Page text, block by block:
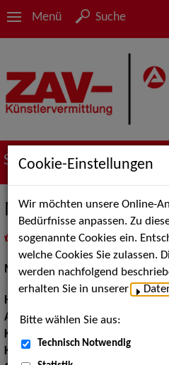
Menü Suche
Suche nach Künstler*innen
Meri P.
inMeine Merklistelegen
Models / Werbung:Fotomodell,
Haarfarbe:
Augenfarbe:braun
Körpergröße:
Konfektionsgröße:
Cookie-Einstellungen
Wir möchten unsere Online-
Bedürfnisse anpassen. Zu
sogenannte Cookies ein.
welche Cookies Sie zulassen.
werden nachfolgend
erhalten Sie in unserer
Bitte wählen Sie aus:
Technisch Notwendig